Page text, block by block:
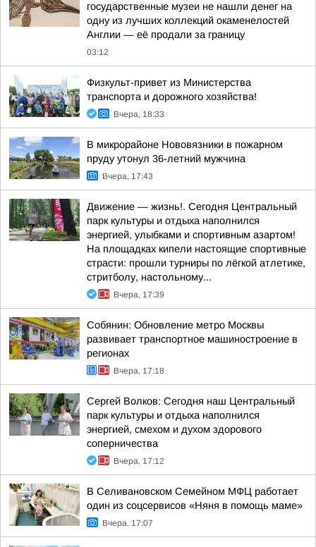
государственные музеи не нашли денег на
одну из лучших коллекций окаменелостей
Англии — её продали за границу
03:12
Физкульт-привет из Министерства
транспорта и дорожного хозяйства!
Вчера, 18:33
В микрорайоне Нововязники в пожарном
пруду утонул 36-летний мужчина
Вчера, 17:43
Движение — жизнь!. Сегодня Центральный
парк культуры и отдыха наполнился
энергией, улыбками и спортивным азартом!
На площадках кипели настоящие спортивные
страсти: прошли турниры по лёгкой атлетике,
стритболу, настольному...
Вчера, 17:39
Собянин: Обновление метро Москвы
развивает транспортное машиностроение в
регионах
Вчера, 17:18
Сергей Волков: Сегодня наш Центральный
парк культуры и отдыха наполнился
энергией, смехом и духом здорового
соперничества
Вчера, 17:12
В Селивановском Семейном МФЦ работает
один из соцсервисов «Няня в помощь маме»
Вчера, 17:07